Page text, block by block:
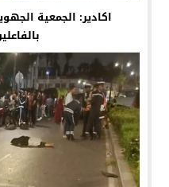
اكادير: الجمعية